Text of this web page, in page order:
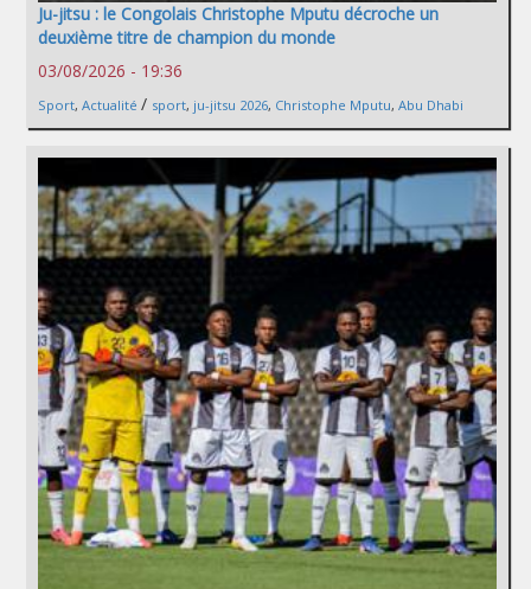
Ju-jitsu : le Congolais Christophe Mputu décroche un
deuxième titre de champion du monde
03/08/2026 - 19:36
Sport, Actualité / sport, ju-jitsu 2026, Christophe Mputu, Abu Dhabi